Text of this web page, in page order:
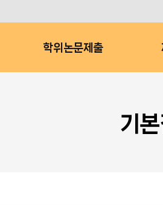
학위논문제출
기